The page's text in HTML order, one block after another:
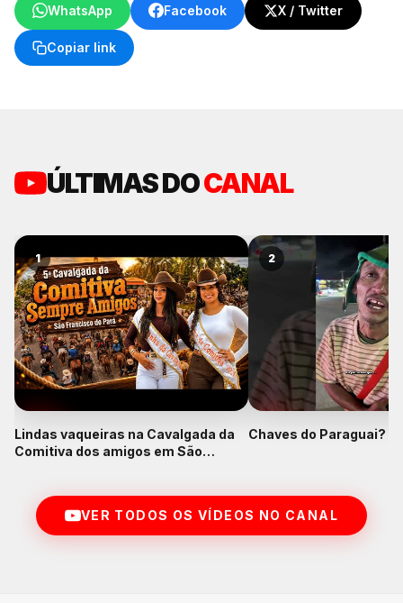
WhatsApp Facebook X / Twitter
Copiar link
ÚLTIMAS DOCANAL
1
Lindas vaqueiras na Cavalgada da
Comitiva dos amigos em São
2
Chaves do Paraguai?
VER TODOS OS VÍDEOS NO CANAL